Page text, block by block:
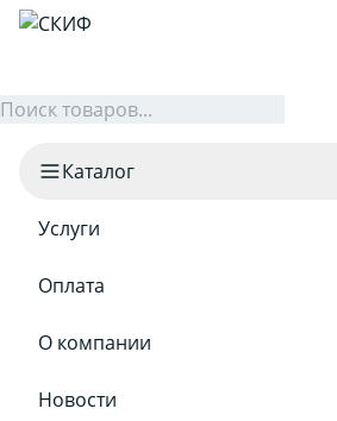
Каталог
Услуги
Оплата
О компании
Новости